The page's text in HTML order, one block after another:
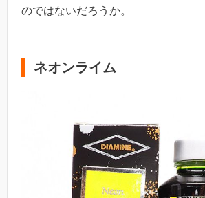
のではないだろうか。
ネオンライム